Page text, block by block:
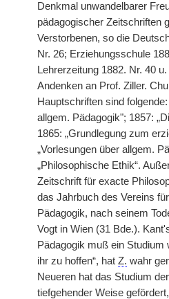
Denkmal unwandelbarer
pädagogischer Zeitschriften
Verstorbenen, so die
Nr. 26; Erziehungsschule
Lehrerzeitung 1882. Nr. 40
Andenken an Prof. Ziller.
Hauptschriften sind
allgem. Pädagogik"; 1857:
1865: „Grundlegung zum
„Vorlesungen über allgem.
„Philosophische Ethik“.
Zeitschrift für exacte
das Jahrbuch des Vereins
Pädagogik, nach seinem
Vogt in Wien (31 Bde.).
Pädagogik muß ein
ihr zu hoffen“, hat Z. wahr
Neueren hat das Studium
tiefgehender Weise